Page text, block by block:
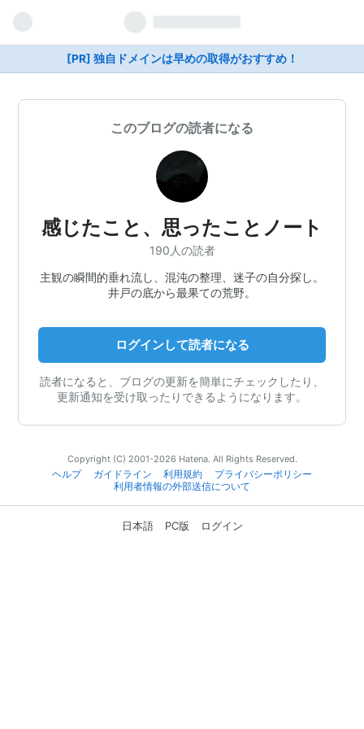
[PR] 独自ドメインは早めの取得がおすすめ！
このブログの読者になる
感じたこと、思ったことノート
190人の読者
主観の瞬間的垂れ流し、混沌の整理、迷子の自分探し。
井戸の底から最果ての荒野。
ログインして読者になる
読者になると、ブログの更新を簡単にチェックしたり、
更新通知を受け取ったりできるようになります。
Copyright (C) 2001-2026 Hatena. All Rights Reserved.
ヘルプ
ガイドライン 利用規約
プライバシーポリシー
利用者情報の外部送信について
日本語 PC版 ログイン